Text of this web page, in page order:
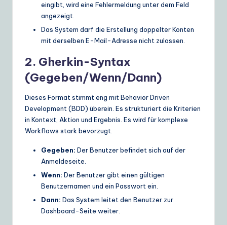
eingibt, wird eine Fehlermeldung unter dem Feld
angezeigt.
Das System darf die Erstellung doppelter Konten
mit derselben E-Mail-Adresse nicht zulassen.
2. Gherkin-Syntax
(Gegeben/Wenn/Dann)
Dieses Format stimmt eng mit Behavior Driven
Development (BDD) überein. Es strukturiert die Kriterien
in Kontext, Aktion und Ergebnis. Es wird für komplexe
Workflows stark bevorzugt.
Gegeben: Der Benutzer befindet sich auf der
Anmeldeseite.
Wenn: Der Benutzer gibt einen gültigen
Benutzernamen und ein Passwort ein.
Dann: Das System leitet den Benutzer zur
Dashboard-Seite weiter.